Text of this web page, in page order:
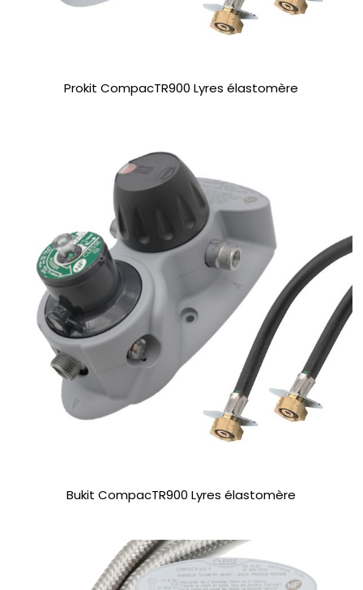
Prokit CompacTR900 Lyres élastomère
Bukit CompacTR900 Lyres élastomère